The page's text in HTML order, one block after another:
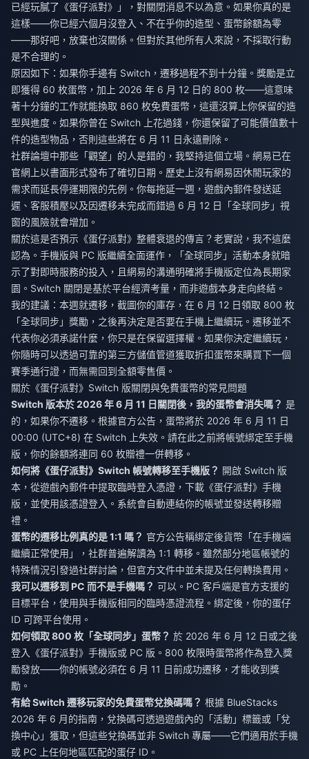
已經玩膩了《蛋仔派對》」，對關閉消息不以為意。如果你真的是
這樣——你已經六個月沒登入、不在乎你的造型、蛋幣餘額為零
——那好吧，放棄也沒關係。但對於其他所有人來說，不採取行動
是不合理的。
原因如下：如果你手邊有 Switch，遷移過程不到十分鐘。獎勵是立
即獲得 60 枚蛋幣，加上 2026 年 6 月 12 日的 800 枚——這意味
著十分鐘的工作就能換取 860 枚免費蛋幣，這還沒算上你保留的造
型與進度。如果你曾在 Switch 上花過錢，你還保留了可能價值數十
件的造型物品，否則這些將在 6 月 11 日永遠刪除。
社群論壇中那些「觀望」的人是錯的，我堅持這個立場。網易已在
官網上以書面形式發布了確切日期。歷史上沒有網易因休閒玩家的
需求而延長停運期限的先例。你每拖延一週，遊戲內郵件發送延
遲、客服積壓以及因遷移未完成而錯過 6 月 12 日「全球同步」視
窗的風險就會增加。
關於這是否預示《蛋仔派對》整體衰退的傳言？老實說，我不這麼
認為。手機版與 PC 版繼續全面運作，「全球同步」活動本身就暗
示了對即時服務的投入，且網易的溝通明確將手機版定位為長期家
園。Switch 關閉是基於平台經濟考量，而非遊戲本身走向終結。
我的建議：本週就遷移，截圖你的庫存，在 6 月 12 日領取 800 枚
「全球同步」獎勵，之後再決定是否要在手機上繼續玩。遷移並不
代表你必須承諾什麼，你只是在保留選擇權。如果你決定繼續玩，
你隨時可以透過可靠的第三方儲值管道獲取折扣蛋幣來購買下一個
賽季通行證，而無需回到全額零售價。
關於《蛋仔派對》Switch 版關閉與免費蛋幣的常見問題
Switch 版本於 2026 年 6 月 11 日關閉後，我的蛋幣會消失嗎？ 是
的，如果你不遷移。根據官方公告，蛋幣將於 2026 年 6 月 11 日
00:00 (UTC+8) 在 Switch 上失效。請在此之前將帳號綁定至手機
版，你的餘額將連同 60 枚贈禮一併轉移。
如何將《蛋仔派對》Switch 帳號轉移至手機版？ 開啟 Switch 版
本，從遊戲內郵件中提取臨時登入憑證，下載《蛋仔派對》手機
版，並使用該憑證登入。系統會自動連結你的帳號並發送轉移贈
禮。
蛋幣的遷移比例真的是 1:1 嗎？ 官方公告稱綁定後貨幣「在手機端
繼續正常使用」，社群普遍解讀為 1:1 轉移。雖然部分地區帳號的
特殊情況引發過社群討論，但官方文件中並未提及任何轉換費用。
我可以遷移到 PC 而不是手機嗎？ 可以。PC 客戶端是官方支援的
目標平台，使用與手機版相同的臨時憑證流程。綁定後，你的蛋仔
ID 可跨平台使用。
如何領取 800 枚「全球同步」蛋幣？ 於 2026 年 6 月 12 日或之後
登入《蛋仔派對》手機版或 PC 版。800 枚限時蛋幣將作為登入獎
勵發放——你的帳號必須在 6 月 11 日前成功遷移，才能收到獎
勵。
有給 Switch 遷移玩家的免費蛋幣兌換碼嗎？ 根據 BlueStacks
2026 年 6 月的指南，兌換碼可透過遊戲內的「活動」標籤或「兌
換中心」獲取，但這些兌換碼並非 Switch 專屬——它們適用於手機
或 PC 上任何地區匹配的蛋仔 ID。